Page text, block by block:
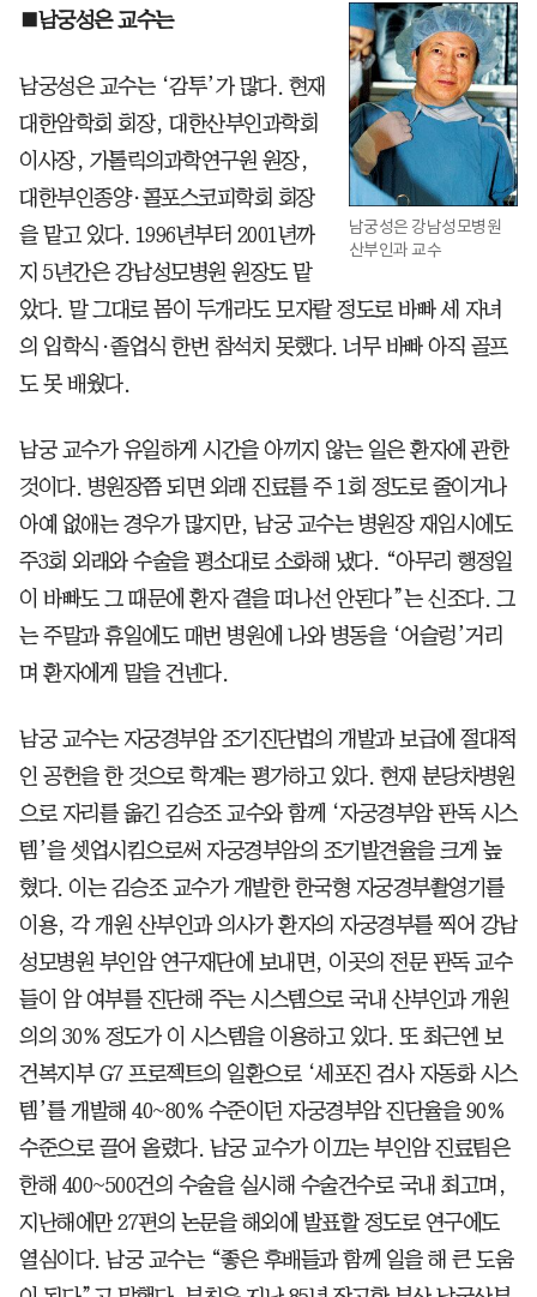
남궁성은 강남성모병원
산부인과 교수
■남궁성은 교수는
남궁성은 교수는 ‘감투’가 많다. 현재
대한암학회 회장, 대한산부인과학회
이사장, 가톨릭의과학연구원 원장,
대한부인종양·콜포스코피학회 회장
을 맡고 있다. 1996년부터 2001년까
지 5년간은 강남성모병원 원장도 맡
았다. 말 그대로 몸이 두개라도 모자랄 정도로 바빠 세 자녀
의 입학식·졸업식 한번 참석치 못했다. 너무 바빠 아직 골프
도 못 배웠다.
남궁 교수가 유일하게 시간을 아끼지 않는 일은 환자에 관한
것이다. 병원장쯤 되면 외래 진료를 주 1회 정도로 줄이거나
아예 없애는 경우가 많지만, 남궁 교수는 병원장 재임시에도
주3회 외래와 수술을 평소대로 소화해 냈다. “아무리 행정일
이 바빠도 그 때문에 환자 곁을 떠나선 안된다”는 신조다. 그
는 주말과 휴일에도 매번 병원에 나와 병동을 ‘어슬렁’거리
며 환자에게 말을 건넨다.
남궁 교수는 자궁경부암 조기진단법의 개발과 보급에 절대적
인 공헌을 한 것으로 학계는 평가하고 있다. 현재 분당차병원
으로 자리를 옮긴 김승조 교수와 함께 ‘자궁경부암 판독 시스
템’을 셋업시킴으로써 자궁경부암의 조기발견율을 크게 높
혔다. 이는 김승조 교수가 개발한 한국형 자궁경부촬영기를
이용, 각 개원 산부인과 의사가 환자의 자궁경부를 찍어 강남
성모병원 부인암 연구재단에 보내면, 이곳의 전문 판독 교수
들이 암 여부를 진단해 주는 시스템으로 국내 산부인과 개원
의의 30% 정도가 이 시스템을 이용하고 있다. 또 최근엔 보
건복지부 G7 프로젝트의 일환으로 ‘세포진 검사 자동화 시스
템’를 개발해 40~80% 수준이던 자궁경부암 진단율을 90%
수준으로 끌어 올렸다. 남궁 교수가 이끄는 부인암 진료팀은
한해 400~500건의 수술을 실시해 수술건수로 국내 최고며,
지난해에만 27편의 논문을 해외에 발표할 정도로 연구에도
열심이다. 남궁 교수는 “좋은 후배들과 함께 일을 해 큰 도움